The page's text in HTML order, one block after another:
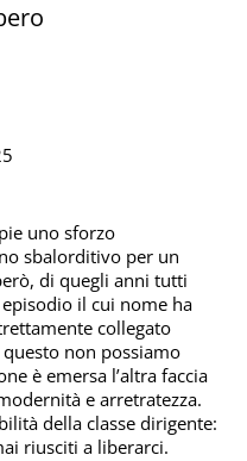
uno sforzo
sbalorditivo per un
di quegli anni tutti
il cui nome ha
collegato
non possiamo
è emersa l’altra faccia
e arretratezza.
della classe dirigente:
riusciti a liberarci.